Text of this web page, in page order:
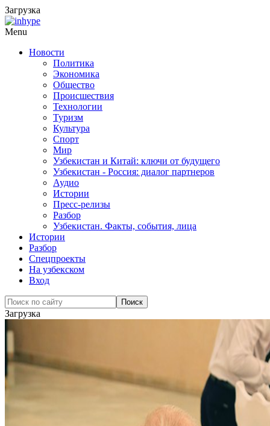
Загрузка
Menu
Новости
Политика
Экономика
Общество
Происшествия
Технологии
Туризм
Культура
Спорт
Мир
Узбекистан и Китай: ключи от будущего
Узбекистан - Россия: диалог партнеров
Аудио
Истории
Пресс-релизы
Разбор
Узбекистан. Факты, события, лица
Истории
Разбор
Спецпроекты
На узбекском
Вход
Загрузка